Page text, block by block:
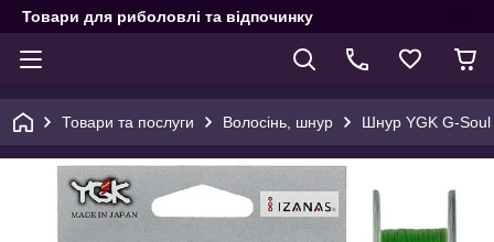
Товари для риболовлі та відпочинку
Товари та послуги Волосінь, шнур Шнур YGK G-